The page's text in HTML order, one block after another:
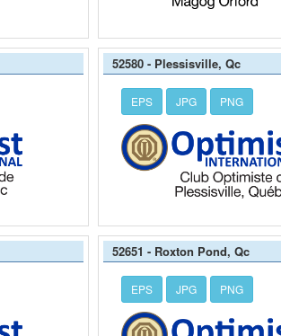
52580 - Plessisville, Qc
EPS JPG PNG
52651 - Roxton Pond, Qc
EPS JPG PNG